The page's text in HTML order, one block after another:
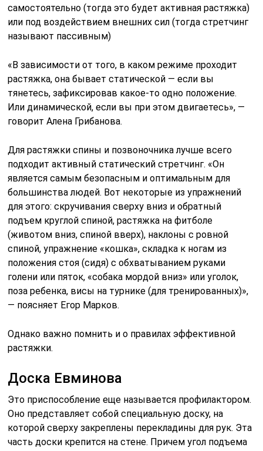
самостоятельно (тогда это будет активная растяжка)
или под воздействием внешних сил (тогда стретчинг
называют пассивным)
«В зависимости от того, в каком режиме проходит
растяжка, она бывает статической — если вы
тянетесь, зафиксировав какое-то одно положение.
Или динамической, если вы при этом двигаетесь», —
говорит Алена Грибанова.
Для растяжки спины и позвоночника лучше всего
подходит активный статический стретчинг. «Он
является самым безопасным и оптимальным для
большинства людей. Вот некоторые из упражнений
для этого: скручивания сверху вниз и обратный
подъем круглой спиной, растяжка на фитболе
(животом вниз, спиной вверх), наклоны с ровной
спиной, упражнение «кошка», складка к ногам из
положения стоя (сидя) с обхватыванием руками
голени или пяток, «собака мордой вниз» или уголок,
поза ребенка, висы на турнике (для тренированных)»,
— поясняет Егор Марков.
Однако важно помнить и о правилах эффективной
растяжки.
Доска Евминова
Это приспособление еще называется профилактором.
Оно представляет собой специальную доску, на
которой сверху закреплены перекладины для рук. Эта
часть доски крепится на стене. Причем угол подъема